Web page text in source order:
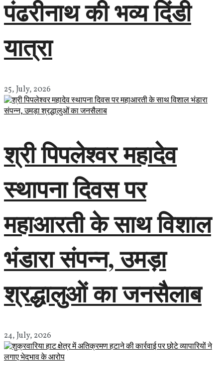
पंढरीनाथ की भव्य दिंडी
यात्रा
25, July, 2026
श्री पिपलेश्वर महादेव
स्थापना दिवस पर
महाआरती के साथ विशाल
भंडारा संपन्न, उमड़ा
श्रद्धालुओं का जनसैलाब
24, July, 2026